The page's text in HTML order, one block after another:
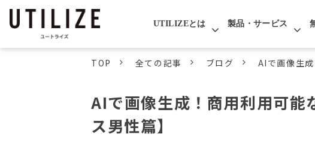
UTILIZEとは 製品・サービス
TOP 全ての記事 ブログ AIで画像生
AIで画像生成！商用利用可能
ス男性篇】